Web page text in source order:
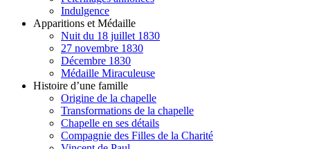
Indulgence
Apparitions et Médaille
Nuit du 18 juillet 1830
27 novembre 1830
Décembre 1830
Médaille Miraculeuse
Histoire d’une famille
Origine de la chapelle
Transformations de la chapelle
Chapelle en ses détails
Compagnie des Filles de la Charité